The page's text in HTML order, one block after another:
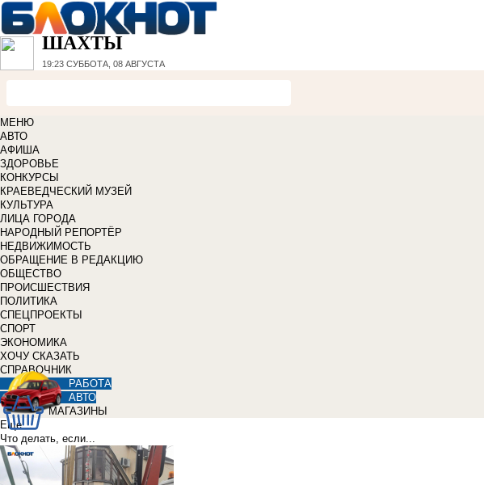
ШАХТЫ
19:23 СУББОТА, 08 АВГУСТА
МЕНЮ
АВТО
АФИША
ЗДОРОВЬЕ
КОНКУРСЫ
КРАЕВЕДЧЕСКИЙ МУЗЕЙ
КУЛЬТУРА
ЛИЦА ГОРОДА
НАРОДНЫЙ РЕПОРТЁР
НЕДВИЖИМОСТЬ
ОБРАЩЕНИЕ В РЕДАКЦИЮ
ОБЩЕСТВО
ПРОИСШЕСТВИЯ
ПОЛИТИКА
СПЕЦПРОЕКТЫ
СПОРТ
ЭКОНОМИКА
ХОЧУ СКАЗАТЬ
СПРАВОЧНИК
РАБОТА
АВТО
МАГАЗИНЫ
Еще
Что делать, если...